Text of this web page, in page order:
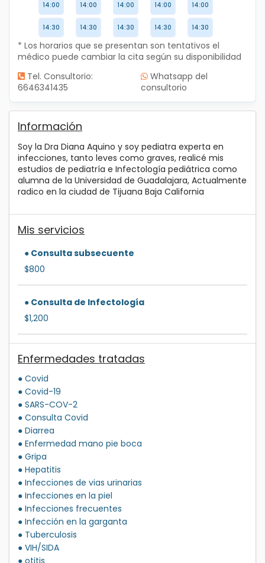
14:00
14:30
14:00
14:30
14:00
14:30
14:00
14:30
14:00
14:30
* Los horarios que se presentan son tentativos el
médico puede cambiar la cita según su disponibilidad
Tel. Consultorio:
6646341435
Whatsapp del
consultorio
Información
Soy la Dra Diana Aquino y soy pediatra experta en
infecciones, tanto leves como graves, realicé mis
estudios de pediatría e Infectología pediátrica como
alumna de la Universidad de Guadalajara, Actualmente
radico en la ciudad de Tijuana Baja California
Mis servicios
● Consulta subsecuente
$800
● Consulta de Infectología
$1,200
Enfermedades tratadas
● Covid
● Covid-19
● SARS-COV-2
● Consulta Covid
● Diarrea
● Enfermedad mano pie boca
● Gripa
● Hepatitis
● Infecciones de vias urinarias
● Infecciones en la piel
● Infecciones frecuentes
● Infección en la garganta
● Tuberculosis
● VIH/SIDA